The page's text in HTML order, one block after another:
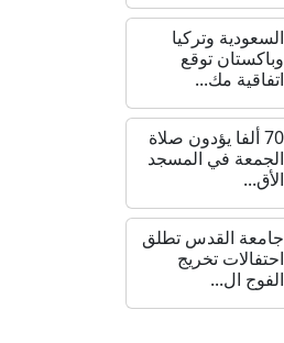
السعودية وتركيا
وباكستان توقع
اتفاقية مك...
70 ألفا يؤدون صلاة
الجمعة في المسجد
الأق...
جامعة القدس تطلق
احتفالات تخريج
الفوج ال...